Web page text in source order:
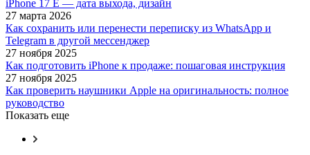
iPhone 17 E — дата выхода, дизайн
27 марта 2026
Как сохранить или перенести переписку из WhatsApp и
Telegram в другой мессенджер
27 ноября 2025
Как подготовить iPhone к продаже: пошаговая инструкция
27 ноября 2025
Как проверить наушники Apple на оригинальность: полное
руководство
Показать еще